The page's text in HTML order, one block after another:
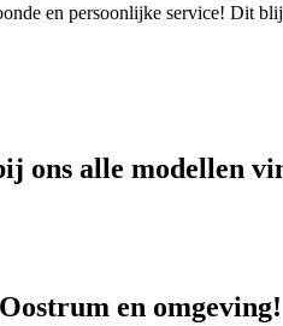
en persoonlijke service! Dit
ons alle modellen
en omgeving!